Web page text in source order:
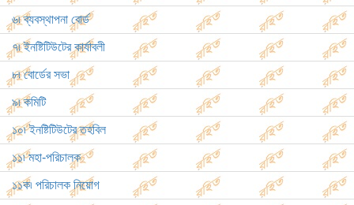
৬৷ ব্যবস্থাপনা বোর্ড
৭৷ ইনষ্টিটিউটের কার্যাবলী
৮৷ বোর্ডের সভা
৯৷ কমিটি
১০৷ ইনষ্টিটিউটের তহবিল
১১৷ মহা-পরিচালক
১১ক৷ পরিচালক নিয়োগ